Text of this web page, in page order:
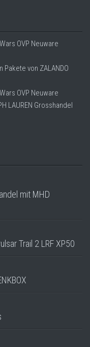
OVP Neuware
Pakete von ZALANDO
OVP Neuware
LAUREN Grosshandel
mit MHD
Trail 2 LRF XP50